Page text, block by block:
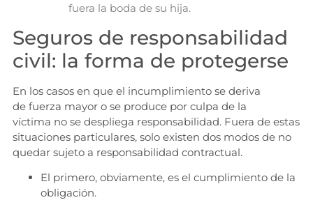
fuera la boda de su hija.
Seguros de responsabilidad
civil: la forma de protegerse
En los casos en que el incumplimiento se deriva
de fuerza mayor o se produce por culpa de la
víctima no se despliega responsabilidad. Fuera de estas
situaciones particulares, solo existen dos modos de no
quedar sujeto a responsabilidad contractual.
El primero, obviamente, es el cumplimiento de la
obligación.